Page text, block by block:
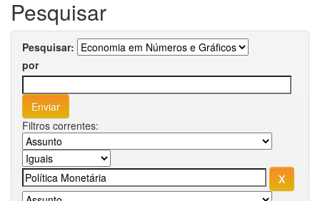
Pesquisar
Pesquisar:
por
Filtros correntes: